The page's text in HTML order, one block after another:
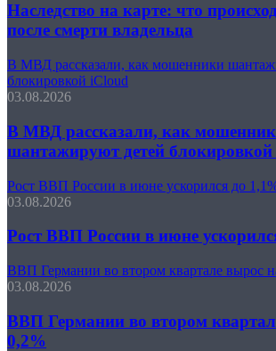
Наследство на карте: что
после смерти владельца
В МВД рассказали, как мошенники
блокировкой iCloud
03.08.2026
В МВД рассказали, как
шантажируют детей
Рост ВВП России в июне ускорился до
03.08.2026
Рост ВВП России в июне
ВВП Германии во втором квартале вырос
03.08.2026
ВВП Германии во втором
0,2%